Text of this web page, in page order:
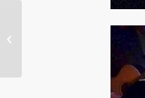
… überirdisch unterirdisch!